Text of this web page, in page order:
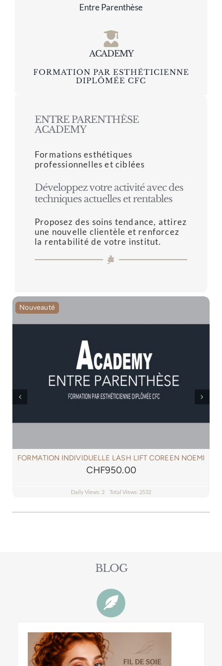
lisse, plus éclatante et semble
Je recommande vivement l’Institut de
Beauté Entre Parenthèse à toutes
celles qui cherchent des soins de
qualité, réalisés avec un
d’autres soins !
Claudia M IMMOBILIER NYON
Entre Parenthèse
ACADEMY
FORMATION PAR ESTHÉTICIENNE
DIPLÔMÉE CFC
ENTRE PARENTHÈSE
ACADEMY
Formations esthétiques
professionnelles et ciblées
Développez votre activité avec des
techniques actuelles et rentables
Proposez des soins tendance, attirez
une nouvelle clientèle et renforcez
la rentabilité de votre institut.
Nouveauté
FORMATION INDIVIDUELLE LIFTING AU FIL DE SOIE
COLLAGÈNE
Daily Views: 2 Total Views: 3811
BLOG